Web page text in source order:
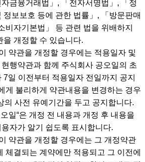
금융거래법」, 「전자서명법」, 「정
정보보호 등에 관한 법률」, 「방문판매
비자기본법」 등 관련 법을 위배하지
을 개정할 수 있습니다.
약관을 개정할 경우에는 적용일자 및
행약관과 함께 주식회사 공오일의 초
일 이전부터 적용일자 전일까지 공지
게 불리하게 약관내용을 변경하는 경우
의 사전 유예기간을 두고 공지합니다.
일“은 개정 전 내용과 개정 후 내용을
자가 알기 쉽도록 표시합니다.
약관을 개정할 경우에는 그 개정약관
체결되는 계약에만 적용되고 그 이전에